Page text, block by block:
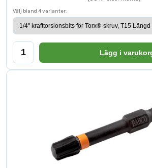
Välj bland 4 varianter:
Lägg i